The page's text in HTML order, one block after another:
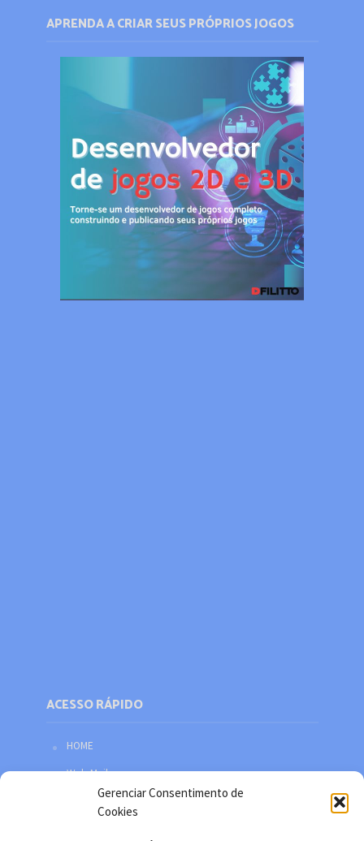
Gerenciar Consentimento de
Cookies
APRENDA A CRIAR SEUS PRÓPRIOS JOGOS
ACESSO RÁPIDO
HOME
Web Mail
Política de privacidade